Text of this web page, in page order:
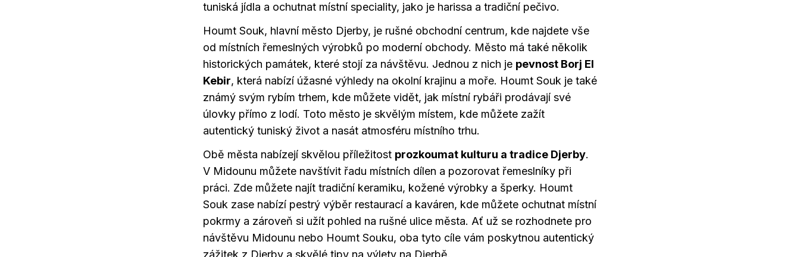
tuniská jídla a ochutnat místní speciality, jako je harissa a tradiční pečivo.
Houmt Souk, hlavní město Djerby, je rušné obchodní centrum, kde najdete vše
od místních řemeslných výrobků po moderní obchody. Město má také několik
historických památek, které stojí za návštěvu. Jednou z nich je pevnost Borj El
Kebir, která nabízí úžasné výhledy na okolní krajinu a moře. Houmt Souk je také
známý svým rybím trhem, kde můžete vidět, jak místní rybáři prodávají své
úlovky přímo z lodí. Toto město je skvělým místem, kde můžete zažít
autentický tuniský život a nasát atmosféru místního trhu.
Obě města nabízejí skvělou příležitost prozkoumat kulturu a tradice Djerby.
V Midounu můžete navštívit řadu místních dílen a pozorovat řemeslníky při
práci. Zde můžete najít tradiční keramiku, kožené výrobky a šperky. Houmt
Souk zase nabízí pestrý výběr restaurací a kaváren, kde můžete ochutnat místní
pokrmy a zároveň si užít pohled na rušné ulice města. Ať už se rozhodnete pro
návštěvu Midounu nebo Houmt Souku, oba tyto cíle vám poskytnou autentický
zážitek z Djerby a skvělé tipy na výlety na Djerbě.